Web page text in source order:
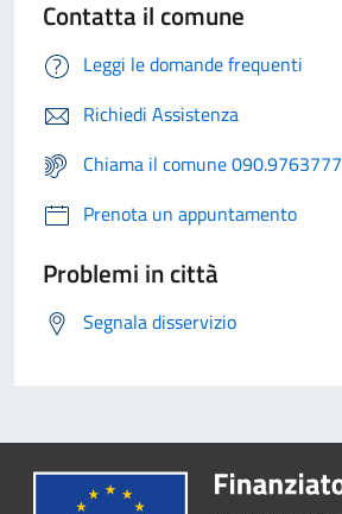
Contatta il comune
Leggi le domande frequenti
Richiedi Assistenza
Chiama il comune 090.9763777
Prenota un appuntamento
Problemi in città
Segnala disservizio